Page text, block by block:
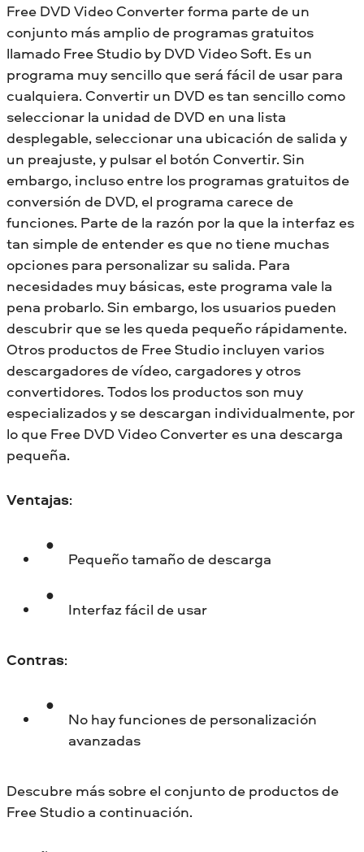
Free DVD Video Converter forma parte de un
conjunto más amplio de programas gratuitos
llamado Free Studio by DVD Video Soft. Es un
programa muy sencillo que será fácil de usar para
cualquiera. Convertir un DVD es tan sencillo como
seleccionar la unidad de DVD en una lista
desplegable, seleccionar una ubicación de salida y
un preajuste, y pulsar el botón Convertir. Sin
embargo, incluso entre los programas gratuitos de
conversión de DVD, el programa carece de
funciones. Parte de la razón por la que la interfaz es
tan simple de entender es que no tiene muchas
opciones para personalizar su salida. Para
necesidades muy básicas, este programa vale la
pena probarlo. Sin embargo, los usuarios pueden
descubrir que se les queda pequeño rápidamente.
Otros productos de Free Studio incluyen varios
descargadores de vídeo, cargadores y otros
convertidores. Todos los productos son muy
especializados y se descargan individualmente, por
lo que Free DVD Video Converter es una descarga
pequeña.
Ventajas:
Pequeño tamaño de descarga
Interfaz fácil de usar
Contras:
No hay funciones de personalización
avanzadas
Descubre más sobre el conjunto de productos de
Free Studio a continuación.